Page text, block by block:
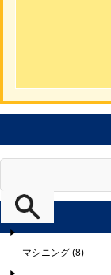
マシニング (8)